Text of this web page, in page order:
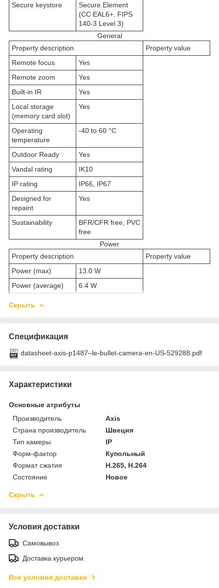
Secure keystore
Secure Element
(CC EAL6+, FIPS
140-3 Level 3)
General
Property description
Property value
Remote focus
Yes
Remote zoom
Yes
Built-in IR
Yes
Local storage
(memory card slot)
Yes
Operating
temperature
-40 to 60 °C
Outdoor Ready
Yes
Vandal rating
IK10
IP rating
IP66, IP67
Designed for
repaint
Yes
Sustainability
BFR/CFR free, PVC
free
Power
Property description
Property value
Power (max)
13.0 W
Power (average)
6.4 W
Скрыть
Спецификация
datasheet-axis-p1487–le-bullet-camera-en-US-529288.pdf
Характеристики
Основные атрибуты
Производитель
Axis
Страна производитель
Швеция
Тип камеры
IP
Форм-фактор
Купольный
Формат сжатия
H.265, H.264
Состояние
Новое
Скрыть
Условия доставки
Самовывоз
Доставка курьером
Все условия доставки